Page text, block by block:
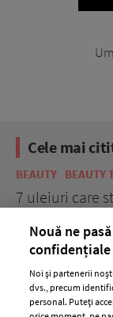
Cele mai
BEAUTY BEAUTY
7 uleiuri care
Nouă ne
confidențiale
Noi și partenerii
dvs., precum
personal. Puteți